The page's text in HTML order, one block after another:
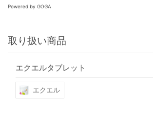
Powered by GOGA
取り扱い商品
エクエルタブレット
エクエル